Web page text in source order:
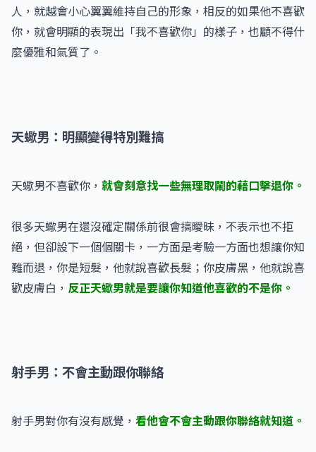
人，就越會小心翼翼維持自己的形象，相反的如果他不喜歡
你，就會明顯的表現出「我不喜歡你」的樣子，也顧不得什
麼優雅和氣質了。
天蠍男：明顯變得特別難搞
天蠍男不喜歡你， 就會刻意找一些無理取鬧的藉口擊退你。
很多天蠍男在還沒確定關係前很會搞曖昧，不表示也不拒
絕，但卻設下一個個關卡，一方面是考驗一方面也想讓你知
難而退，你是短髮，他就說喜歡長髮；你皮膚黑，他就說喜
歡皮膚白， 反正天蠍男就是要讓你知道他喜歡的不是你。
射手男：不會主動跟你聯絡
射手男對你有沒有感覺， 看他會不會主動跟你聯絡就知道。